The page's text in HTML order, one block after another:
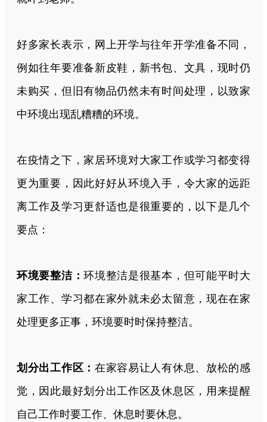
好多家长表示，网上开学与往年开学准备不同，
例如往年要准备新皮鞋，新书包、文具，现时仍
未购买，但旧有物品仍然未有时间处理，以致家
中环境出现乱糟糟的环境。
在疫情之下，家居环境对大家工作或学习都变得
更为重要，因此好好从环境入手，令大家的远距
离工作及学习更舒适也是很重要的，以下是几个
要点：
环境要整洁：环境整洁是很基本，但可能平时大
家工作、学习都在家外就未必太留意，现在在家
处理更多正事，环境要时时保持整洁。
划分出工作区： 在家容易让人有休息、放松的感
觉，因此最好划分出工作区及休息区，用来提醒
自己工作时要工作、休息时要休息。